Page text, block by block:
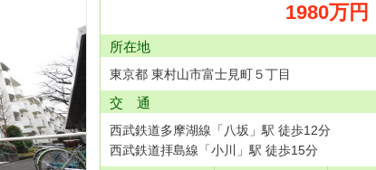
1980万円
所在地
東京都 東村山市富士見町５丁目
交 通
西武鉄道多摩湖線「八坂」駅 徒歩12分
西武鉄道拝島線「小川」駅 徒歩15分